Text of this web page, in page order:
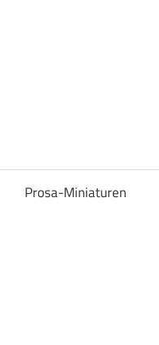
Prosa-Miniaturen